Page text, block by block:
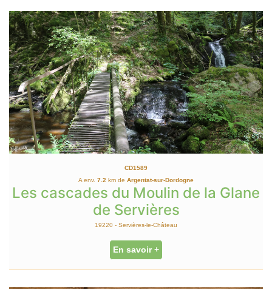
CD1589
A env. 7.2 km de Argentat-sur-Dordogne
Les cascades du Moulin de la Glane
de Servières
19220 - Servières-le-Château
En savoir +